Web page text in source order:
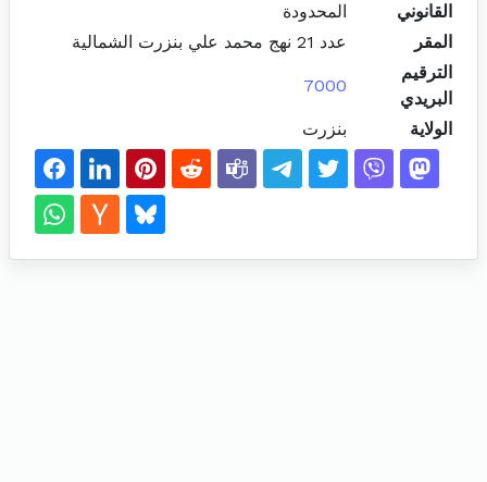
القانوني
المحدودة
المقر
عدد 21 نهج محمد علي بنزرت الشمالية
الترقيم
البريدي
7000
الولاية بنزرت